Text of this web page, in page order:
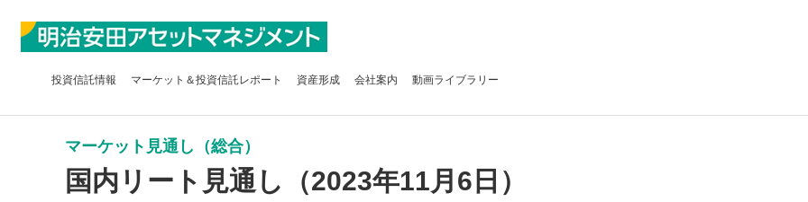
投資信託情報 マーケット＆投資信託レポート 資産形成 会社案内 動画ライブラリー
マーケット見通し（総合）
国内リート見通し（2023年11月6日）